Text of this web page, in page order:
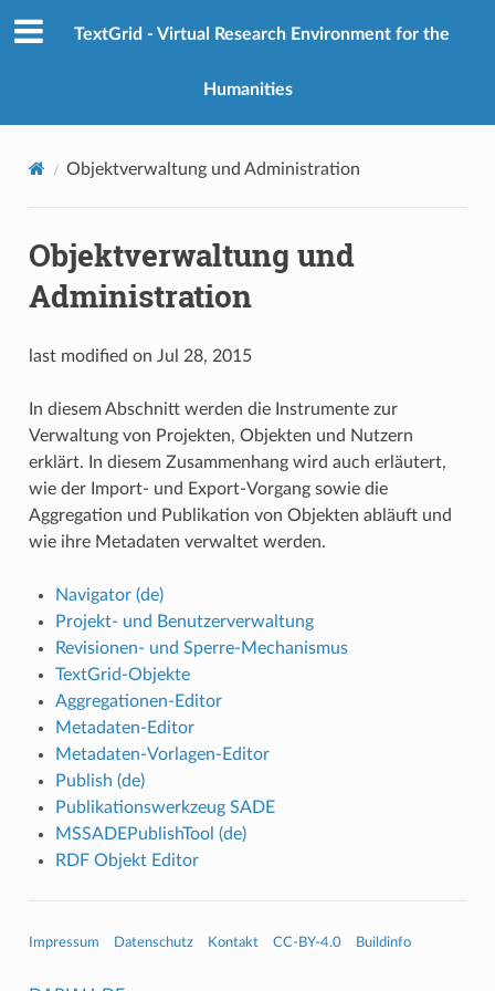
TextGrid - Virtual Research Environment for the
Humanities
Objektverwaltung und Administration
Objektverwaltung und
Administration
last modified on Jul 28, 2015
In diesem Abschnitt werden die Instrumente zur
Verwaltung von Projekten, Objekten und Nutzern
erklärt. In diesem Zusammenhang wird auch erläutert,
wie der Import- und Export-Vorgang sowie die
Aggregation und Publikation von Objekten abläuft und
wie ihre Metadaten verwaltet werden.
Navigator (de)
Projekt- und Benutzerverwaltung
Revisionen- und Sperre-Mechanismus
TextGrid-Objekte
Aggregationen-Editor
Metadaten-Editor
Metadaten-Vorlagen-Editor
Publish (de)
Publikationswerkzeug SADE
MSSADEPublishTool (de)
RDF Objekt Editor
Impressum Datenschutz Kontakt CC-BY-4.0 Buildinfo